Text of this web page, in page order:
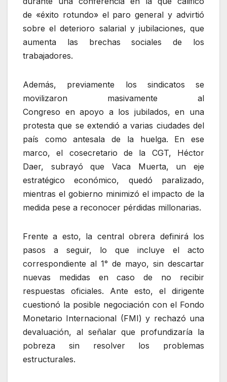
de «éxito rotundo» el paro general y advirtió
sobre el deterioro salarial y jubilaciones, que
aumenta las brechas sociales de los
trabajadores.
Además, previamente los sindicatos se
movilizaron masivamente al
Congreso en apoyo a los jubilados, en una
protesta que se extendió a varias ciudades del
país como antesala de la huelga. En ese
marco, el cosecretario de la CGT, Héctor
Daer, subrayó que Vaca Muerta, un eje
estratégico económico, quedó paralizado,
mientras el gobierno minimizó el impacto de la
medida pese a reconocer pérdidas millonarias.
Frente a esto, la central obrera definirá los
pasos a seguir, lo que incluye el acto
correspondiente al 1° de mayo, sin descartar
nuevas medidas en caso de no recibir
respuestas oficiales. Ante esto, el dirigente
cuestionó la posible negociación con el Fondo
Monetario Internacional (FMI) y rechazó una
devaluación, al señalar que profundizaría la
pobreza sin resolver los problemas
estructurales.